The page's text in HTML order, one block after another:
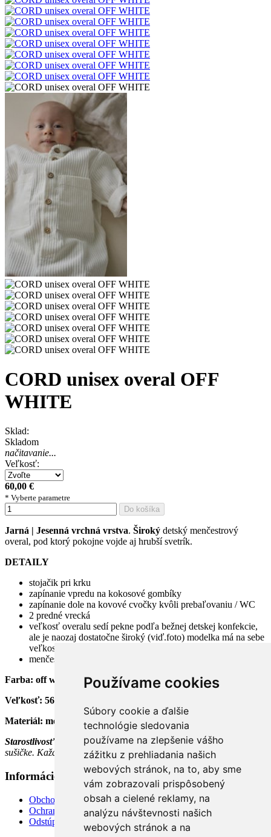
Používame cookies
Súbory cookie a ďalšie
technológie sledovania
používame na zlepšenie vášho
zážitku z prehliadania našich
webových stránok, na to, aby sme
vám zobrazovali prispôsobený
obsah a cielené reklamy, na
analýzu návštevnosti našich
webových stránok a na
CORD unisex overal OFF
WHITE
Sklad:
Skladom
načitavanie...
Veľkosť:
60,00 €
* Vyberte parametre
Do košíka
Jarná | Jesenná vrchná vrstva. Široký detský menčestrový
overal, pod ktorý pokojne vojde aj hrubší svetrík.
DETAILY
stojačik pri krku
zapínanie vpredu na kokosové gombíky
zapínanie dole na kovové cvočky kvôli prebaľovaniu / WC
2 predné vrecká
veľkosť overalu sedí pekne podľa bežnej detskej konfekcie,
ale je naozaj dostatočne široký (viď.foto) modelka má na sebe
veľkosť 62, odporúčame vziať si veľkosť, ktorú práve nosíte
menčester: 100% bavlna
Farba: off white
Veľkosť: 56, 62, 68, 74, 80, 86, 92, 98
Materiál: menčester 100% bavlna
Starostlivosť
úplne bežná. Možné prať v práčke do 50°C, sušiť v
sušičke. Každý kus je originál. Šité na Orave.
Informácie
Obchodné podmienky, doručenie, platby, vrátenie
Ochrana súkromia
Odstúpiť od zmluvy TU